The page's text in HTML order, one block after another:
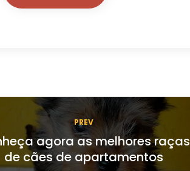
PREV
agora as melhores raças
de cães de apartamentos